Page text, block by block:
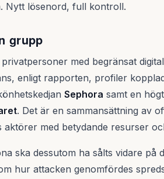
Nytt lösenord, full kontroll.
grupp
med begränsat
enligt rapporten, profiler
Sephora samt en
. Det är en sammansättning av
aktörer med betydande resurser
ska dessutom ha sålts vidare på
hur attacken genomfördes